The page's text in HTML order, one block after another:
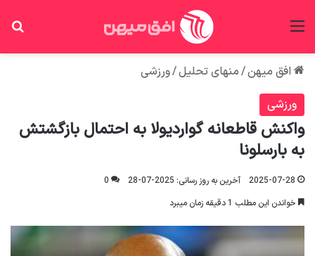
افق میهن/منهای تحلیل/ورزشی
ورزشی
واکنش قاطعانه گواردیولا به احتمال بازگشتش
به بارسلونا
2025-07-28 آخرین به روز رسانی: 2025-07-28
0
خواندن این مطلب 1 دقیقه زمان میبرد